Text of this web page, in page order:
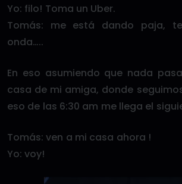
Yo: filo! Toma un Uber.
Tomás: me está dando paja,
onda…..
En eso asumiendo que nada
casa de mi amiga, donde
eso de las 6:30 am me llega el
Tomás: ven a mi casa ahora !
Yo: voy!